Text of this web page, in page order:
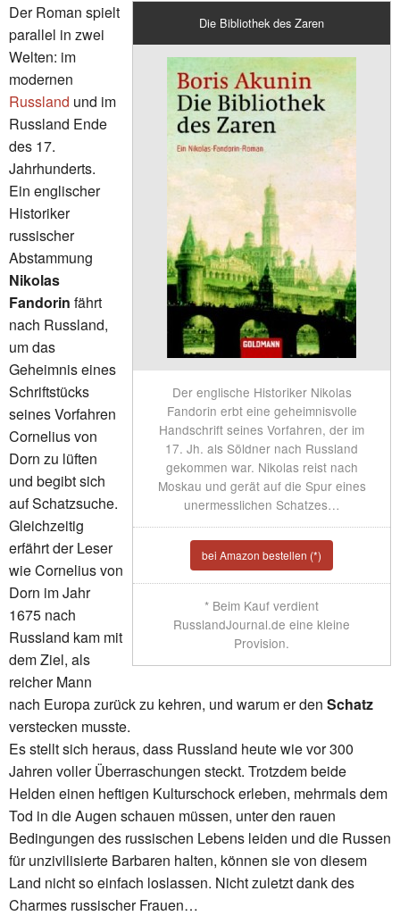
Die Bibliothek des Zaren
Der englische Historiker Nikolas
Fandorin erbt eine geheimnisvolle
Handschrift seines Vorfahren, der im
17. Jh. als Söldner nach Russland
gekommen war. Nikolas reist nach
Moskau und gerät auf die Spur eines
unermesslichen Schatzes…
bei Amazon bestellen (*)
* Beim Kauf verdient
RusslandJournal.de eine kleine
Provision.
Der Roman spielt
parallel in zwei
Welten: im
modernen
Russland und im
Russland Ende
des 17.
Jahrhunderts.
Ein englischer
Historiker
russischer
Abstammung
Nikolas
Fandorin fährt
nach Russland,
um das
Geheimnis eines
Schriftstücks
seines Vorfahren
Cornelius von
Dorn zu lüften
und begibt sich
auf Schatzsuche.
Gleichzeitig
erfährt der Leser
wie Cornelius von
Dorn im Jahr
1675 nach
Russland kam mit
dem Ziel, als
reicher Mann
nach Europa zurück zu kehren, und warum er den Schatz
verstecken musste.
Es stellt sich heraus, dass Russland heute wie vor 300
Jahren voller Überraschungen steckt. Trotzdem beide
Helden einen heftigen Kulturschock erleben, mehrmals dem
Tod in die Augen schauen müssen, unter den rauen
Bedingungen des russischen Lebens leiden und die Russen
für unzivilisierte Barbaren halten, können sie von diesem
Land nicht so einfach loslassen. Nicht zuletzt dank des
Charmes russischer Frauen…